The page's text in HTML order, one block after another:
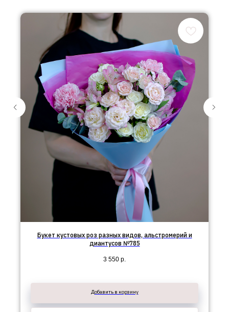
Букет кустовых роз разных видов, альстромерий и
диантусов №785
3 550 р.
Добавить в корзину